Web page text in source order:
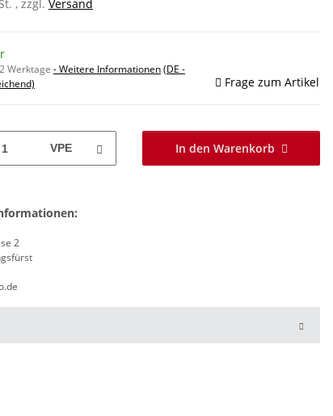
, zzgl. Versand
Werktage - Weitere Informationen(DE -
Frage zum Artikel
VPE In den Warenkorb
2